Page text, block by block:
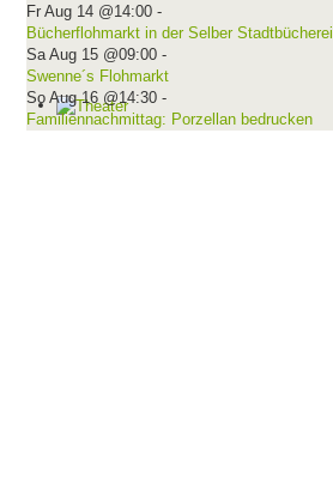
Fr Aug 14 @14:00-
Bücherflohmarkt in der Selber Stadtbücherei
Sa Aug 15 @09:00-
Swenne´s Flohmarkt
So Aug 16 @14:30-
Familiennachmittag: Porzellan bedrucken